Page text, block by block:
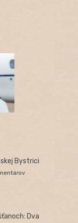
Bystrici
Dva